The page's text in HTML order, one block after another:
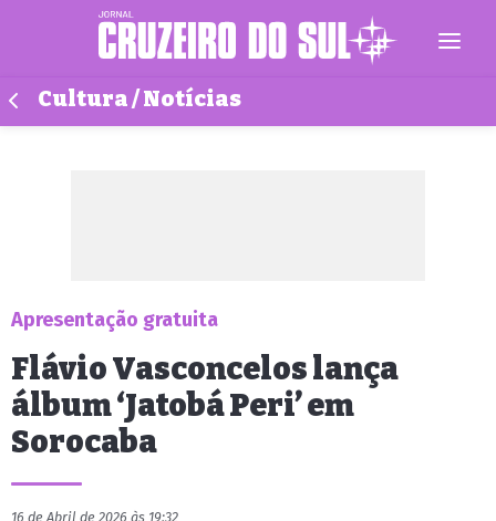
Cultura / Notícias
Apresentação gratuita
Flávio Vasconcelos lança
álbum ‘Jatobá Peri’ em
Sorocaba
16 de Abril de 2026 às 19:32